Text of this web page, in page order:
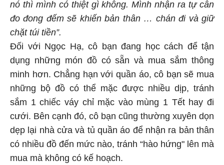
nó thì mình có thiệt gì không. Mình nhận ra tự cân
đo đong đếm sẽ khiến bản thân … chán đi và giữ
chặt túi tiền”.
Đối với Ngọc Hạ, cô bạn đang học cách để tận
dụng những món đồ có sẵn và mua sắm thông
minh hơn. Chẳng hạn với quần áo, cô bạn sẽ mua
những bộ đồ có thể mặc được nhiều dịp, tránh
sắm 1 chiếc váy chỉ mặc vào mùng 1 Tết hay đi
cưới. Bên cạnh đó, cô bạn cũng thường xuyên dọn
dẹp lại nhà cửa và tủ quần áo để nhận ra bản thân
có nhiều đồ đến mức nào, tránh “hào hứng" lên mà
mua mà không có kế hoạch.